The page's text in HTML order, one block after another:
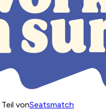
vonSeatsmatch